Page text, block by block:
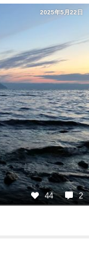
2025年5月22日
44 2